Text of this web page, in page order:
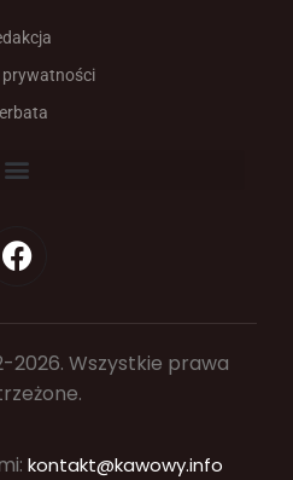
prywatności
2026. Wszystkie prawa
kontakt@kawowy.info